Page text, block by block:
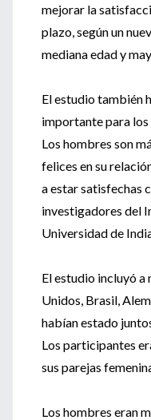
mejorar la
plazo, según un
mediana edad y
El estudio también
importante para los
Los hombres son
felices en su
a estar satisfechas
investigadores del
Universidad de
El estudio incluyó a
Unidos, Brasil,
habían estado
Los participantes
sus parejas
Los hombres eran